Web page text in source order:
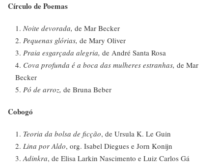
Círculo de Poemas
Noite devorada, de Mar Becker
Pequenas glórias, de Mary Oliver
Praia esgarçada alegria, de André Santa Rosa
Cova profunda é a boca das mulheres estranhas, de Mar
Becker
Pó de arroz, de Bruna Beber
Cobogó
Teoria da bolsa de ficção, de Ursula K. Le Guin
Lina por Aldo, org. Isabel Diegues e Jorn Konijn
Adinkra, de Elisa Larkin Nascimento e Luiz Carlos Gá